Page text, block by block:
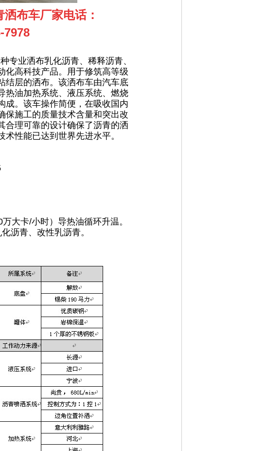
布车厂家电话：
7978
专业洒布乳化沥青、稀释沥青、
化高科技产品。用于修筑高等级
结层的洒布。该洒布车由汽车底
热油加热系统、液压系统、燃烧
成。该车操作简便，在吸收国内
保施工的质量技术含量和突出改
合理可靠的设计确保了沥青的洒
性能已达到世界先进水平。
大卡/小时）导热油循环升温。
沥青、改性乳沥青。